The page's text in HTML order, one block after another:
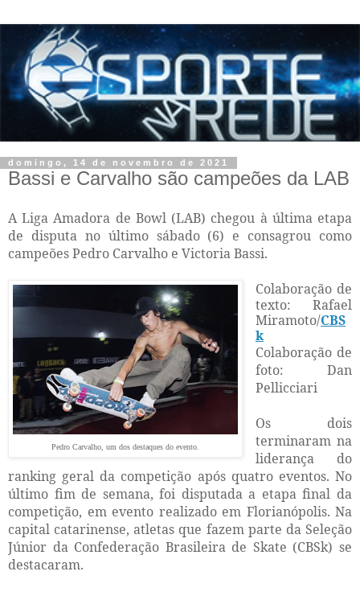
domingo, 14 de novembro de 2021
Bassi e Carvalho são campeões da LAB
A Liga Amadora de Bowl (LAB) chegou à última etapa
de disputa no último sábado (6) e consagrou como
campeões Pedro Carvalho e Victoria Bassi.
Pedro Carvalho, um dos destaques do evento.
Colaboração de
texto: Rafael
Miramoto/CBS
k
Colaboração de
foto: Dan
Pellicciari
Os dois
terminaram na
liderança do
ranking geral da competição após quatro eventos. No
último fim de semana, foi disputada a etapa final da
competição, em evento realizado em Florianópolis. Na
capital catarinense, atletas que fazem parte da Seleção
Júnior da Confederação Brasileira de Skate (CBSk) se
destacaram.